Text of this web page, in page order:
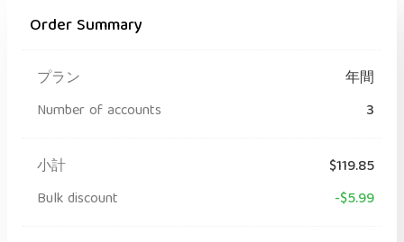
Order Summary
プラン
年間
Number of accounts
3
小計
$119.85
Bulk discount
-$5.99